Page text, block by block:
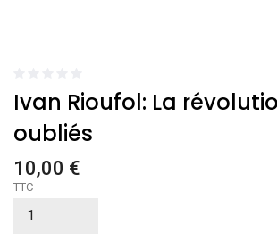
Ivan Rioufol: La
oubliés
10,00 €
TTC